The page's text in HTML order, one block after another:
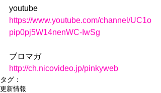
youtube
https://www.youtube.com/channel/UC1o
pip0pj5W14nenWC-IwSg
ブロマガ
http://ch.nicovideo.jp/pinkyweb
タグ：
更新情報